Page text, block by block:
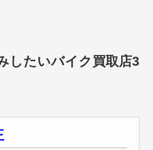
したいバイク買取店3